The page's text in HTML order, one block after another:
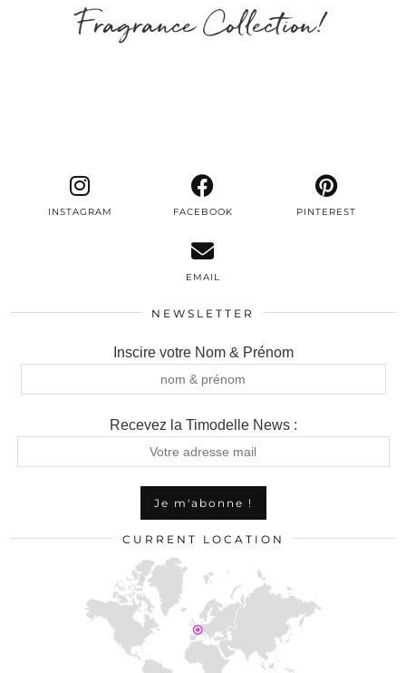
Fragrance Collection!
INSTAGRAM FACEBOOK PINTEREST
EMAIL
NEWSLETTER
Inscire votre Nom & Prénom
Recevez la Timodelle News :
CURRENT LOCATION